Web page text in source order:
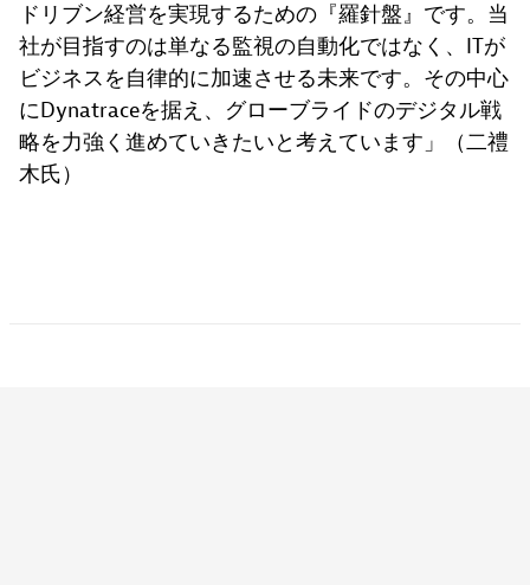
ドリブン経営を実現するための『羅針盤』です。当
社が目指すのは単なる監視の自動化ではなく、ITが
ビジネスを自律的に加速させる未来です。その中心
にDynatraceを据え、グローブライドのデジタル戦
略を力強く進めていきたいと考えています」（二禮
木氏）